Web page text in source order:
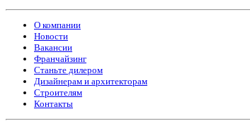
О компании
Новости
Вакансии
Франчайзинг
Станьте дилером
Дизайнерам и архитекторам
Строителям
Контакты